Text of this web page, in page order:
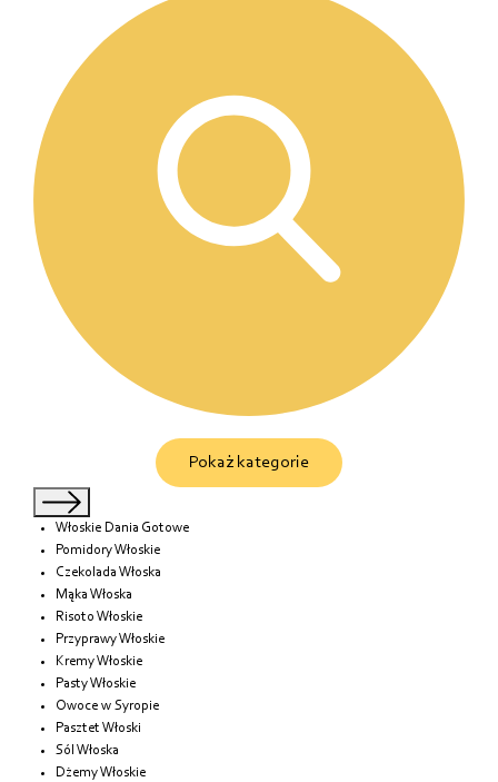
Pokaż kategorie
Włoskie Dania Gotowe
Pomidory Włoskie
Czekolada Włoska
Mąka Włoska
Risoto Włoskie
Przyprawy Włoskie
Kremy Włoskie
Pasty Włoskie
Owoce w Syropie
Pasztet Włoski
Sól Włoska
Dżemy Włoskie